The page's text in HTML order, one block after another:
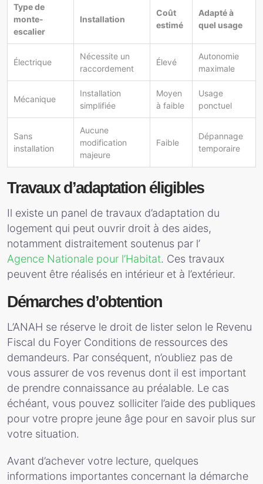
Type de
monte-
escalier
Installation
Coût
estimé
Adapté à
quel usage
Électrique
Nécessite un
raccordement
Élevé
Autonomie
maximale
Mécanique
Installation
simplifiée
Moyen
à faible
Usage
ponctuel
Sans
installation
Aucune
modification
majeure
Faible
Dépannage
temporaire
Travaux d’adaptation éligibles
Il existe un panel de travaux d’adaptation du
logement qui peut ouvrir droit à des aides,
notamment distraitement soutenus par l’
Agence Nationale pour l’Habitat. Ces travaux
peuvent être réalisés en intérieur et à l’extérieur.
Démarches d’obtention
L’ANAH se réserve le droit de lister selon le Revenu
Fiscal du Foyer Conditions de ressources des
demandeurs. Par conséquent, n’oubliez pas de
vous assurer de vos revenus dont il est important
de prendre connaissance au préalable. Le cas
échéant, vous pouvez solliciter l’aide des publiques
pour votre propre jeune âge pour en savoir plus sur
votre situation.
Avant d’achever votre lecture, quelques
informations importantes concernant la démarche